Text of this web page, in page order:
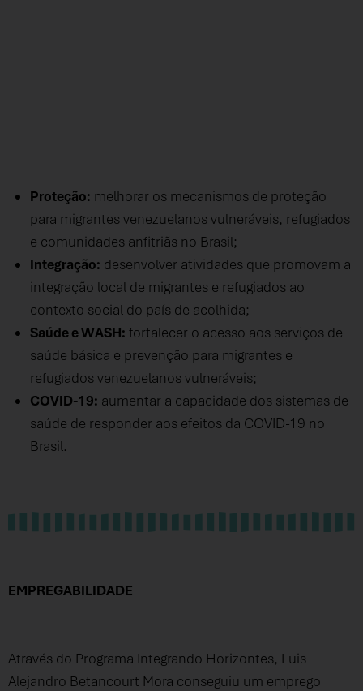
Proteção: melhorar os mecanismos de proteção
para migrantes venezuelanos vulneráveis, refugiados
e comunidades anfitriãs no Brasil;
Integração: desenvolver atividades que promovam a
integração local de migrantes e refugiados ao
contexto social do país de acolhida;
Saúde e WASH: fortalecer o acesso aos serviços de
saúde básica e prevenção para migrantes e
refugiados venezuelanos vulneráveis;
COVID-19: aumentar a capacidade dos sistemas de
saúde de responder aos efeitos da COVID-19 no
Brasil.
EMPREGABILIDADE
Através do Programa Integrando Horizontes, Luis
Alejandro Betancourt Mora conseguiu um emprego